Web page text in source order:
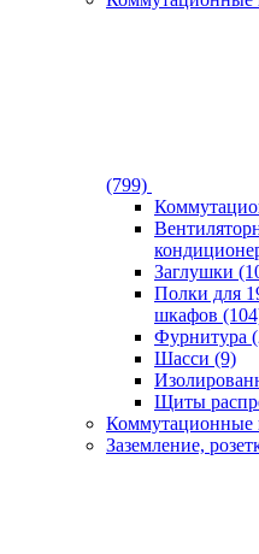
(799)
Заглушки
Полки для
шкафов
Фурнитура
Шасси (9)
Щиты
Коммутационные
Заземление,